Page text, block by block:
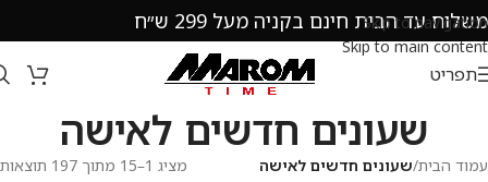
Skip to navigation
Skip to main content
משלוח עד הבית חינם בקניה מעל 299 ש״ח
תפריט
שעונים חדשים לאישה
עמוד הבית/שעונים חדשים לאישה מציג 1–15 מתוך 197 תוצאות